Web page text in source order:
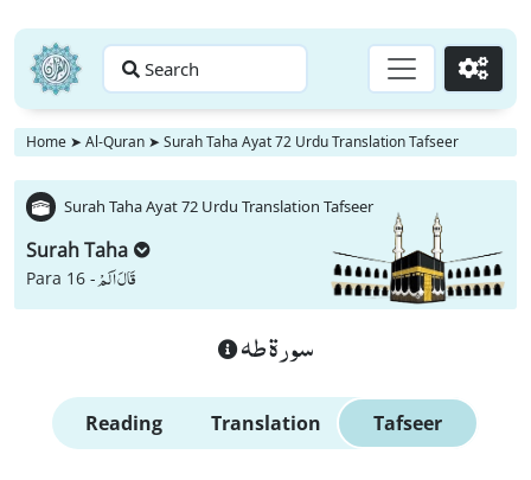
Search Go
Home ➤ Al-Quran ➤ Surah Taha Ayat 72 Urdu Translation Tafseer
Surah Taha Ayat 72 Urdu Translation Tafseer
Surah Taha
Para 16 -قَالَ اَلَمْ
سورة طه
Reading Translation Tafseer